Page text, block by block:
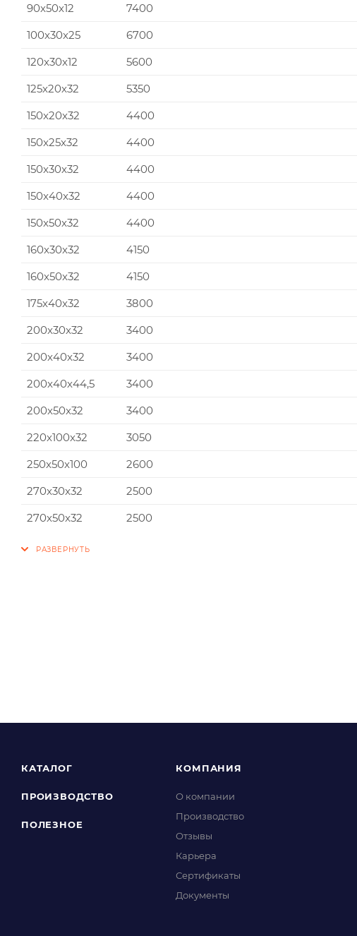
90x50x12
7400
100x30x25
6700
120x30x12
5600
125x20x32
5350
150x20x32
4400
150x25x32
4400
150x30x32
4400
150x40x32
4400
150x50x32
4400
160x30x32
4150
160x50x32
4150
175x40x32
3800
200x30x32
3400
200x40x32
3400
200x40x44,5
3400
200x50x32
3400
220x100x32
3050
250x50x100
2600
270x30x32
2500
270x50x32
2500
КАТАЛОГ
ПРОИЗВОДСТВО
ПОЛЕЗНОЕ
КОМПАНИЯ
О компании
Производство
Отзывы
Карьера
Сертификаты
Документы